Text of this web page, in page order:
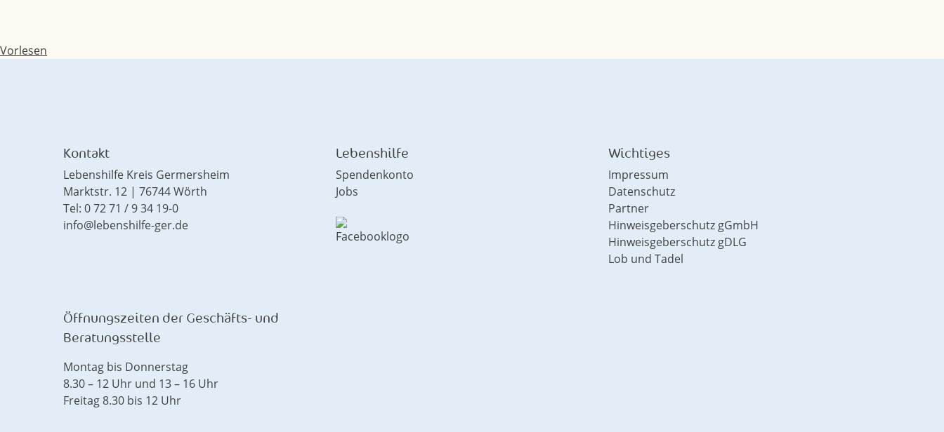
Vorlesen
Kontakt
Lebenshilfe Kreis Germersheim
Marktstr. 12 | 76744 Wörth
Tel: 0 72 71 / 9 34 19-0
info@lebenshilfe-ger.de
Öffnungszeiten der Geschäfts- und
Beratungsstelle
Montag bis Donnerstag
8.30 – 12 Uhr und 13 – 16 Uhr
Freitag 8.30 bis 12 Uhr
Lebenshilfe
Spendenkonto
Jobs
Wichtiges
Impressum
Datenschutz
Partner
Hinweisgeberschutz gGmbH
Hinweisgeberschutz gDLG
Lob und Tadel